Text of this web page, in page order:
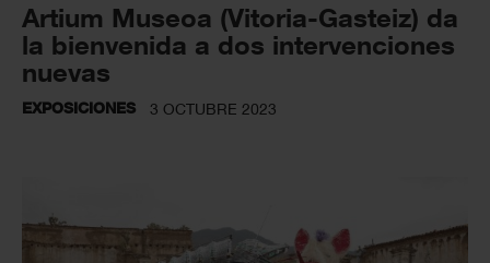
Artium Museoa (Vitoria-Gasteiz) da
la bienvenida a dos intervenciones
nuevas
EXPOSICIONES 3 OCTUBRE 2023